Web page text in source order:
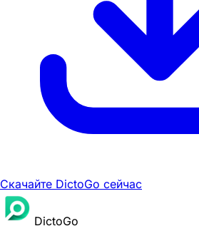
Скачайте DictoGo сейчас
DictoGo